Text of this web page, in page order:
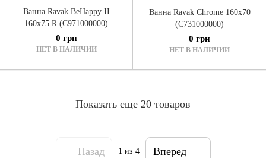
Ванна Ravak BeHappy II
160x75 R (C971000000)
0 грн
НЕТ В НАЛИЧИИ
Ванна Ravak Chrome 160x70
(C731000000)
0 грн
НЕТ В НАЛИЧИИ
Показать еще 20 товаров
Назад 1 из 4 Вперед